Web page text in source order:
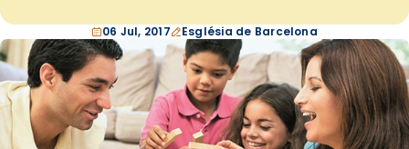
06 Jul, 2017 Església de Barcelona